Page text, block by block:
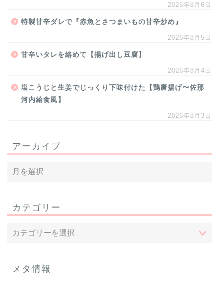
2026年8月6日
特製甘辛ダレで『赤魚とさつまいもの甘辛炒め』
2026年8月5日
甘辛いタレを絡めて【揚げ出し豆腐】
2026年8月4日
塩こうじと生姜でじっくり下味付けた【鶏唐揚げ〜佐那
河内給食風】
2026年8月3日
アーカイブ
カテゴリー
メタ情報